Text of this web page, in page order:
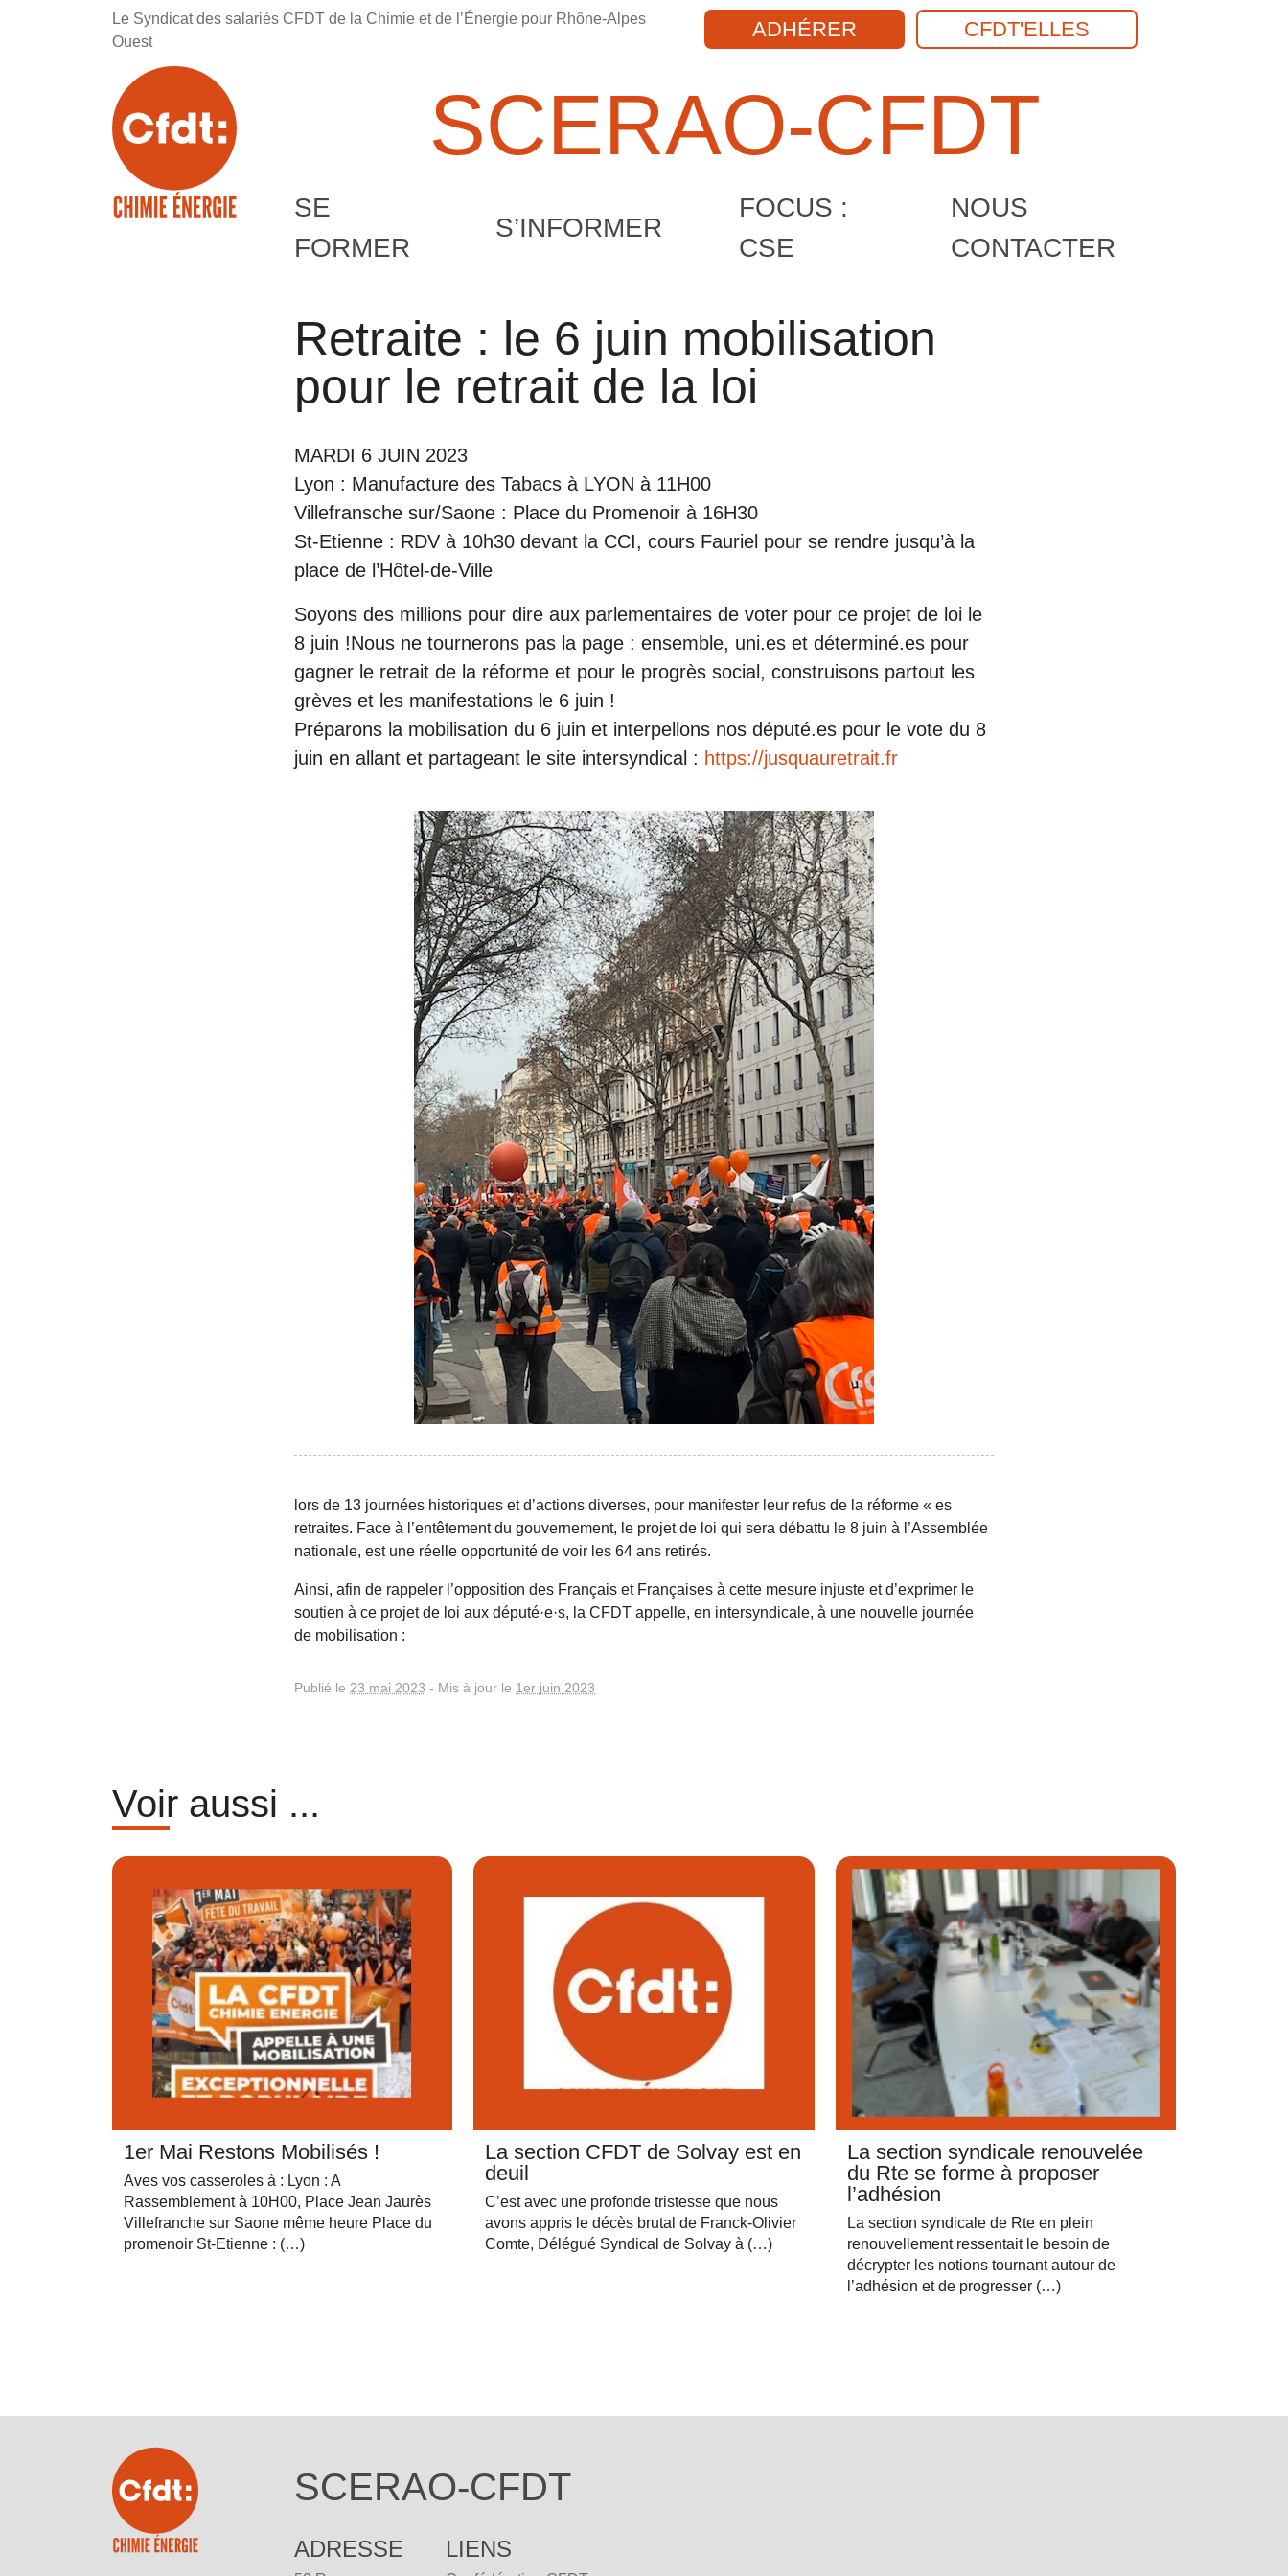
Le Syndicat des salariés CFDT de la Chimie et de l’Énergie pour Rhône-Alpes
Ouest
ADHÉRER CFDT'ELLES
SCERAO-CFDT
SE
FORMER
S’INFORMER
FOCUS :
CSE
NOUS
CONTACTER
Retraite : le 6 juin mobilisation
pour le retrait de la loi
MARDI 6 JUIN 2023
Lyon : Manufacture des Tabacs à LYON à 11H00
Villefransche sur/Saone : Place du Promenoir à 16H30
St-Etienne : RDV à 10h30 devant la CCI, cours Fauriel pour se rendre jusqu’à la
place de l’Hôtel-de-Ville
Soyons des millions pour dire aux parlementaires de voter pour ce projet de loi le
8 juin !Nous ne tournerons pas la page : ensemble, uni.es et déterminé.es pour
gagner le retrait de la réforme et pour le progrès social, construisons partout les
grèves et les manifestations le 6 juin !
Préparons la mobilisation du 6 juin et interpellons nos député.es pour le vote du 8
juin en allant et partageant le site intersyndical : https://jusquauretrait.fr
lors de 13 journées historiques et d’actions diverses, pour manifester leur refus de la réforme « es
retraites. Face à l’entêtement du gouvernement, le projet de loi qui sera débattu le 8 juin à l’Assemblée
nationale, est une réelle opportunité de voir les 64 ans retirés.
Ainsi, afin de rappeler l’opposition des Français et Françaises à cette mesure injuste et d’exprimer le
soutien à ce projet de loi aux député·e·s, la CFDT appelle, en intersyndicale, à une nouvelle journée
de mobilisation :
Publié le 23 mai 2023 - Mis à jour le 1er juin 2023
Voir aussi ...
1er Mai Restons Mobilisés !
Aves vos casseroles à : Lyon : A
Rassemblement à 10H00, Place Jean Jaurès
Villefranche sur Saone même heure Place du
promenoir St-Etienne : (…)
La section CFDT de Solvay est en
deuil
C’est avec une profonde tristesse que nous
avons appris le décès brutal de Franck-Olivier
Comte, Délégué Syndical de Solvay à (…)
La section syndicale renouvelée
du Rte se forme à proposer
l’adhésion
La section syndicale de Rte en plein
renouvellement ressentait le besoin de
décrypter les notions tournant autour de
l’adhésion et de progresser (…)
SCERAO-CFDT
ADRESSE LIENS